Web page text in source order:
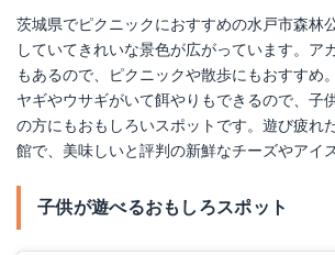
茨城県でピクニックにおすすめの水戸市森林
していてきれいな景色が広がっています。ア
もあるので、ピクニックや散歩にもおすすめ
ヤギやウサギがいて餌やりもできるので、子
の方にもおもしろいスポットです。遊び疲れ
館で、美味しいと評判の新鮮なチーズやアイ
子供が遊べるおもしろスポット